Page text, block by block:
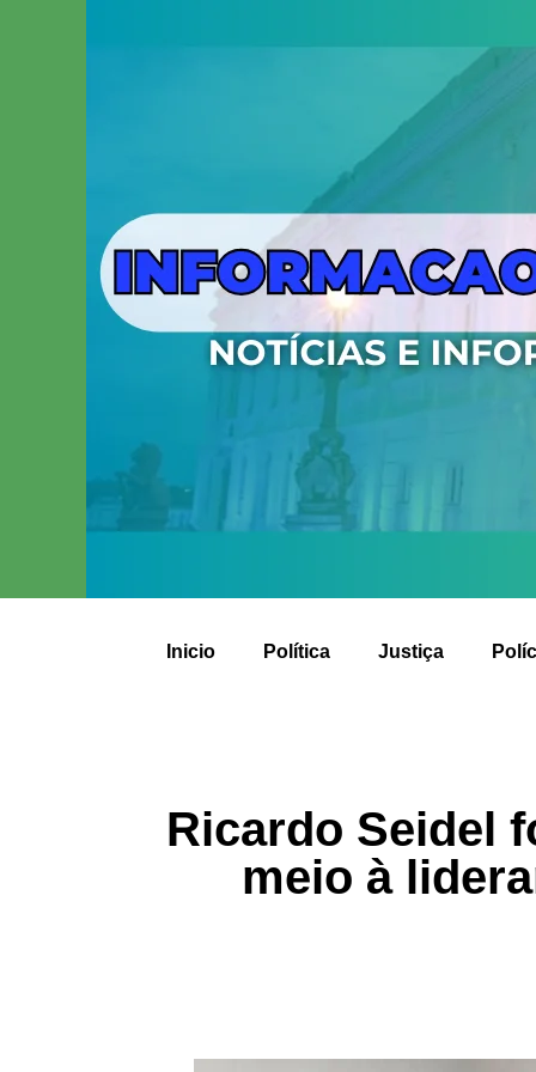
Inicio Política Justiça
Ricardo Seidel
meio à